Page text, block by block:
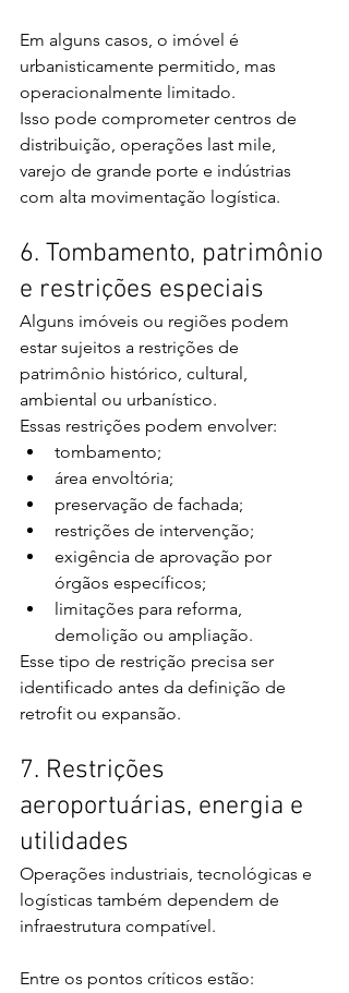
Em alguns casos, o imóvel é
urbanisticamente permitido, mas
operacionalmente limitado.
Isso pode comprometer centros de
distribuição, operações last mile,
varejo de grande porte e indústrias
com alta movimentação logística.
6. Tombamento, patrimônio
e restrições especiais
Alguns imóveis ou regiões podem
estar sujeitos a restrições de
patrimônio histórico, cultural,
ambiental ou urbanístico.
Essas restrições podem envolver:
tombamento;
área envoltória;
preservação de fachada;
restrições de intervenção;
exigência de aprovação por
órgãos específicos;
limitações para reforma,
demolição ou ampliação.
Esse tipo de restrição precisa ser
identificado antes da definição de
retrofit ou expansão.
7. Restrições
aeroportuárias, energia e
utilidades
Operações industriais, tecnológicas e
logísticas também dependem de
infraestrutura compatível.
Entre os pontos críticos estão: